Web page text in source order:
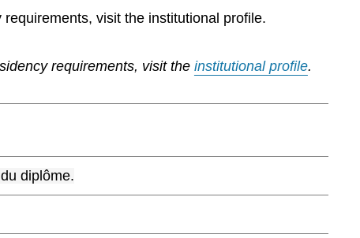
visit the institutional profile.
requirements, visit the institutional profile.
diplôme.